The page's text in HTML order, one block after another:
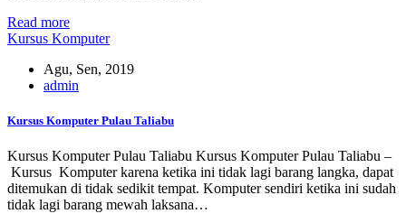
Read more
Kursus Komputer
Agu, Sen, 2019
admin
Kursus Komputer Pulau Taliabu
Kursus Komputer Pulau Taliabu Kursus Komputer Pulau Taliabu –
Kursus Komputer karena ketika ini tidak lagi barang langka, dapat
ditemukan di tidak sedikit tempat. Komputer sendiri ketika ini sudah
tidak lagi barang mewah laksana…